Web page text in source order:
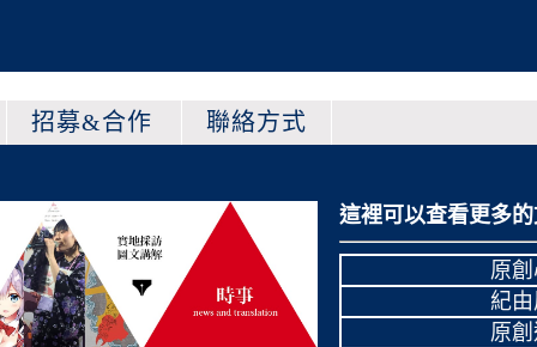
招募&合作 聯絡方式
這裡可以查看更多
原
紀
原